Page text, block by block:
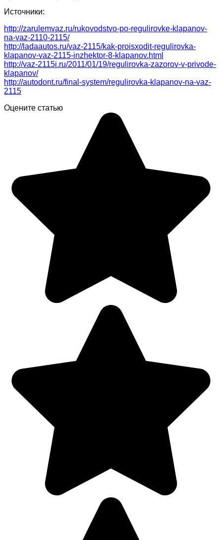
Источники:
http://zarulemvaz.ru/rukovodstvo-po-regulirovke-klapanov-
na-vaz-2110-2115/
http://ladaautos.ru/vaz-2115/kak-proisxodit-regulirovka-
klapanov-vaz-2115-inzhektor-8-klapanov.html
http://vaz-2115i.ru/2011/01/19/regulirovka-zazorov-v-privode-
klapanov/
http://autodont.ru/final-system/regulirovka-klapanov-na-vaz-
2115
Оцените статью